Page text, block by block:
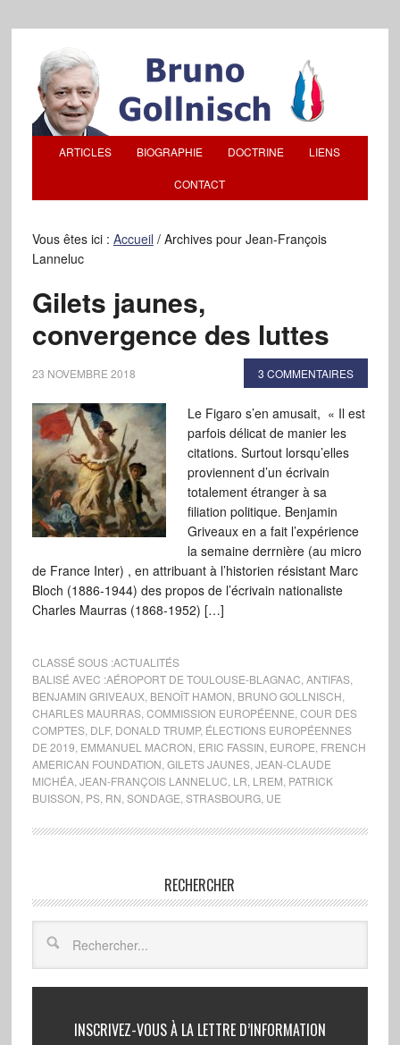
ARTICLES BIOGRAPHIE DOCTRINE LIENS
CONTACT
Vous êtes ici : Accueil /Archives pour Jean-François
Lanneluc
Gilets jaunes,
convergence des luttes
23 NOVEMBRE 2018 3 COMMENTAIRES
Le Figaro s’en amusait, « Il est
parfois délicat de manier les
citations. Surtout lorsqu’elles
proviennent d’un écrivain
totalement étranger à sa
filiation politique. Benjamin
Griveaux en a fait l’expérience
la semaine derrnière (au micro
de France Inter) , en attribuant à l’historien résistant Marc
Bloch (1886-1944) des propos de l’écrivain nationaliste
Charles Maurras (1868-1952) […]
CLASSÉ SOUS :ACTUALITÉS
BALISÉ AVEC :AÉROPORT DE TOULOUSE-BLAGNAC ANTIFAS,
BENJAMIN GRIVEAUX, BENOÎT HAMON BRUNO GOLLNISCH
CHARLES MAURRAS, COMMISSION EUROPÉENNE COUR DES
COMPTES, DLF, DONALD TRUMP, ÉLECTIONS EUROPÉENNES
DE 2019 EMMANUEL MACRON ERIC FASSIN EUROPE FRENCH
AMERICAN FOUNDATION GILETS JAUNES, JEAN-CLAUDE
MICHÉA, JEAN-FRANÇOIS LANNELUC LR LREM PATRICK
BUISSON PS, RN SONDAGE STRASBOURG, UE
RECHERCHER
INSCRIVEZ-VOUS À LA LETTRE D’INFORMATION